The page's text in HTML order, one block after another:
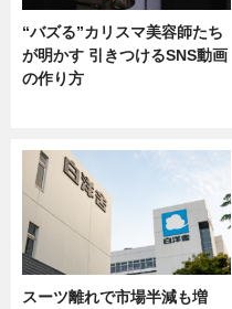
“バズる”カリスマ美容師たち
が明かす 引きつけるSNS動画
の作り方
スーツ離れで市場半減も増